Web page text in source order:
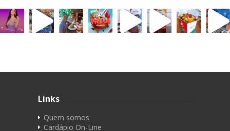
Links
Quem somos
Cardápio On-Line